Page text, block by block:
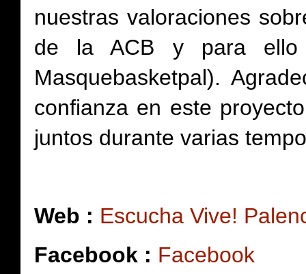
nuestras valoraciones
de la ACB y para ello
Masquebasketpal).
confianza en este
juntos durante varias
Web : Escucha Vive!
Facebook : Facebook